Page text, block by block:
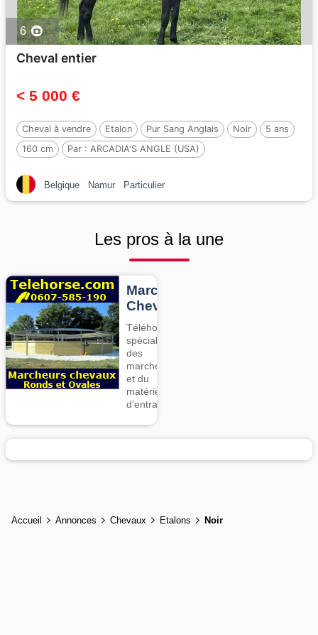
6
Cheval entier
< 5 000 €
Cheval à vendre Etalon Pur Sang Anglais Noir
5 ans
160 cm
Par : ARCADIA'S ANGLE (USA)
Belgique Namur Particulier
Les pros à la une
Marcheurs
Chevaux
Téléhorse,
spécialiste
des
marcheurs
et du
matériel
d’entrainement
Accueil Annonces Chevaux Etalons Noir